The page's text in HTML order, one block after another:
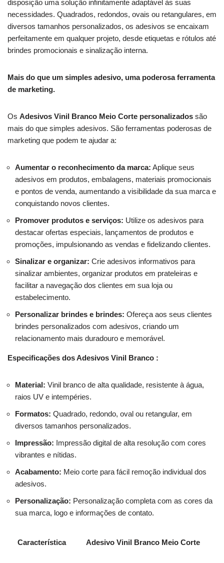
disposição uma solução infinitamente adaptável às suas
necessidades. Quadrados, redondos, ovais ou retangulares, em
diversos tamanhos personalizados, os adesivos se encaixam
perfeitamente em qualquer projeto, desde etiquetas e rótulos até
brindes promocionais e sinalização interna.
Mais do que um simples adesivo, uma poderosa ferramenta
de marketing.
Os Adesivos Vinil Branco Meio Corte personalizados são
mais do que simples adesivos. São ferramentas poderosas de
marketing que podem te ajudar a:
Aumentar o reconhecimento da marca: Aplique seus
adesivos em produtos, embalagens, materiais promocionais
e pontos de venda, aumentando a visibilidade da sua marca e
conquistando novos clientes.
Promover produtos e serviços: Utilize os adesivos para
destacar ofertas especiais, lançamentos de produtos e
promoções, impulsionando as vendas e fidelizando clientes.
Sinalizar e organizar: Crie adesivos informativos para
sinalizar ambientes, organizar produtos em prateleiras e
facilitar a navegação dos clientes em sua loja ou
estabelecimento.
Personalizar brindes e brindes: Ofereça aos seus clientes
brindes personalizados com adesivos, criando um
relacionamento mais duradouro e memorável.
Especificações dos Adesivos Vinil Branco :
Material: Vinil branco de alta qualidade, resistente à água,
raios UV e intempéries.
Formatos: Quadrado, redondo, oval ou retangular, em
diversos tamanhos personalizados.
Impressão: Impressão digital de alta resolução com cores
vibrantes e nítidas.
Acabamento: Meio corte para fácil remoção individual dos
adesivos.
Personalização: Personalização completa com as cores da
sua marca, logo e informações de contato.
Característica Adesivo Vinil Branco Meio Corte